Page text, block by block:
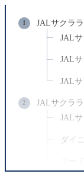
JALサクラ
JAL
JAL
JAL
JALサクラ
JAL
ダイ